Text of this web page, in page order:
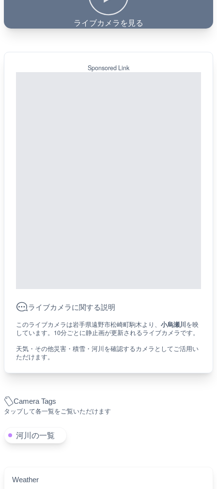
ライブカメラを見る
Camera Tags
タップして各一覧をご覧いただけます
河川の一覧
Weather
Sponsored Link
ライブカメラに関する説明
このライブカメラは岩手県遠野市松崎町駒木より、 小烏瀬川を映
しています。10分ごとに静止画が更新されるライブカメラです。
天気・その他災害・積雪・河川を確認するカメラとしてご活用い
ただけます。